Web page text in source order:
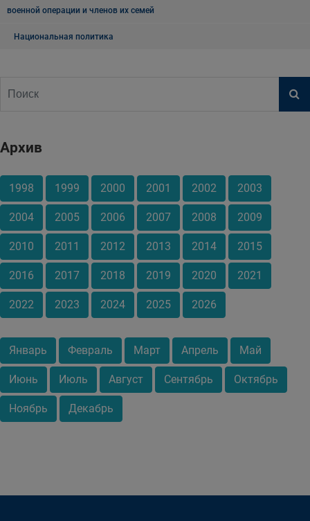
военной операции и членов их семей
Национальная политика
Архив
1998 1999 2000 2001 2002 2003
2004 2005 2006 2007 2008 2009
2010 2011 2012 2013 2014 2015
2016 2017 2018 2019 2020 2021
2022 2023 2024 2025 2026
Январь Февраль Март Апрель Май
Июнь Июль Август Сентябрь Октябрь
Ноябрь Декабрь